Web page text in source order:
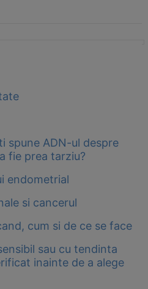
spune ADN-ul despre
fie prea tarziu?
endometrial
si cancerul
cum si de ce se face
sau cu tendinta
inainte de a alege